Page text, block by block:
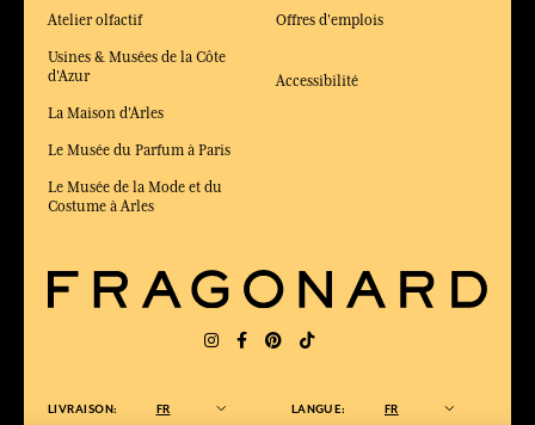
Atelier olfactif
Usines & Musées de la Côte
d'Azur
La Maison d'Arles
Le Musée du Parfum à Paris
Le Musée de la Mode et du
Costume à Arles
Offres d'emplois
Accessibilité
LIVRAISON: FR LANGUE: FR